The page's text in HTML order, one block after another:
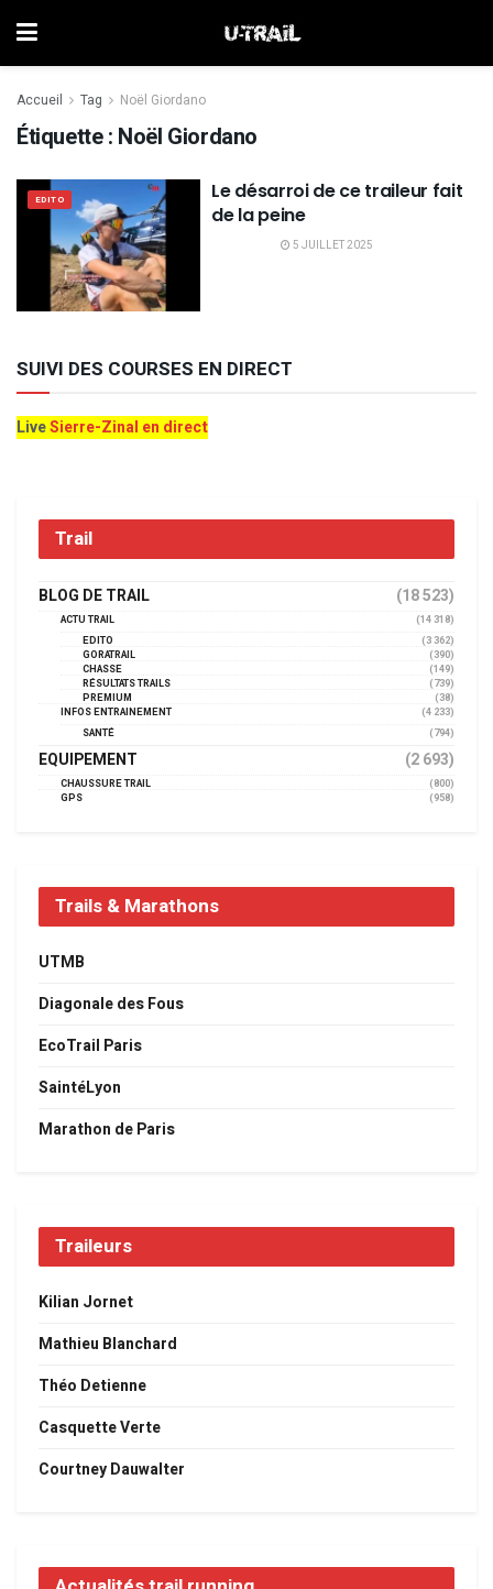
Accueil Tag Noël Giordano
Étiquette : Noël Giordano
EDITO
Le désarroi de ce traileur fait
de la peine
5 JUILLET 2025
SUIVI DES COURSES EN DIRECT
LiveSierre-Zinal en direct
Trail
BLOG DE TRAIL (18 523)
ACTU TRAIL
(14 318)
EDITO
(3 362)
GORATRAIL
(390)
CHASSE
(149)
RÉSULTATS TRAILS
(739)
PREMIUM
(38)
INFOS ENTRAINEMENT
(4 233)
SANTÉ
(794)
EQUIPEMENT (2 693)
CHAUSSURE TRAIL
(800)
GPS
(958)
Trails & Marathons
UTMB
Diagonale des Fous
EcoTrail Paris
SaintéLyon
Marathon de Paris
Traileurs
Kilian Jornet
Mathieu Blanchard
Théo Detienne
Casquette Verte
Courtney Dauwalter